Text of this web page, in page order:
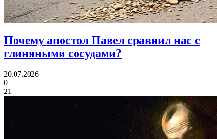
Почему апостол Павел сравнил нас с
глиняными сосудами?
20.07.2026
0
21